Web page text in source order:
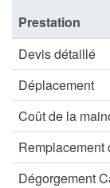
Prestation
Devis détaillé
Déplacement
Coût de la
Remplacement
Dégorgement